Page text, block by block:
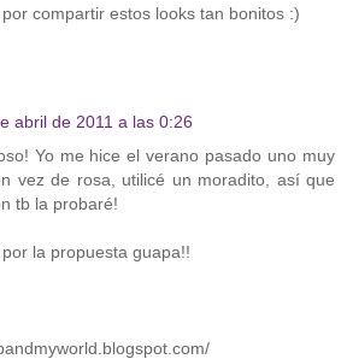
compartir estos looks tan bonitos :)
abril de 2011 a las 0:26
Yo me hice el verano pasado uno muy
vez de rosa, utilicé un moradito, así que
tb la probaré!
la propuesta guapa!!